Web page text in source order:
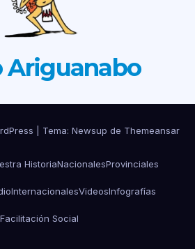
Ariguanabo
Tema: Newsup de Themeansar
HistoriaNacionalesProvinciales
InternacionalesVideosInfografías
Facilitación Social